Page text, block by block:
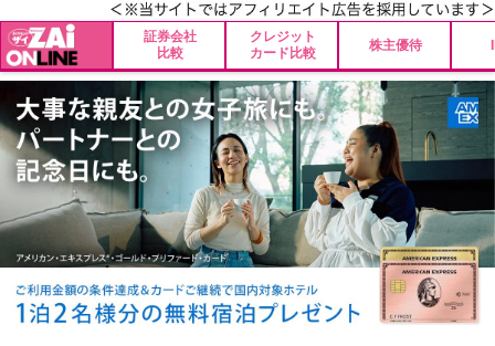
証券会社
比較
クレジット
カード比較
株主優待